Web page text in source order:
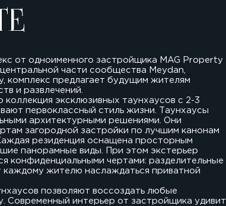
от одноименного застройщика MAG Property
части сообщества Meydan,
комплекс предлагает будущим жителям
и развлечений.
эксклюзивных таунхаусов с 2-3
первоклассный стиль жизни. Таунхаусы
архитектурными решениями. Они
загородной застройки по лучшим канонам
резиденция оснащена просторным
панорамные виды. При этом экстерьер
конфиденциальными чертами: разделительные
каждому жителю наслаждаться приватной
позволяют воссоздать любые
Современный интерьер от застройщика удивит